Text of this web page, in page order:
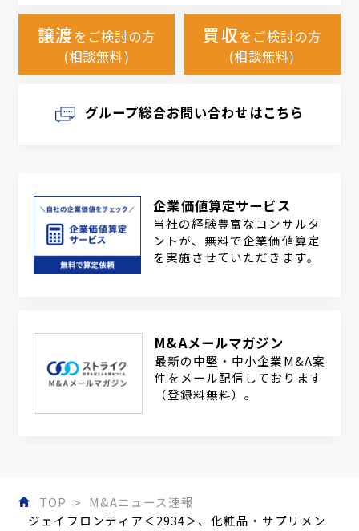
譲渡をご検討の方
(相談無料)
買収をご検討の方
(相談無料)
グループ総合お問い合わせはこちら
企業価値算定サービス
当社の経験豊富なコンサルタ
ントが、無料で企業価値算定
を実施させていただきます。
M&Aメールマガジン
最新の中堅・中小企業M&A案
件をメール配信しております
（登録料無料）。
TOP
M&Aニュース速報
ジェイフロンティア＜2934＞、化粧品・サプリメン